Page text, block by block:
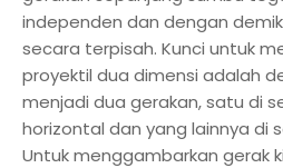
independen dan dengan
secara terpisah. Kunci untuk
proyektil dua dimensi adalah
menjadi dua gerakan, satu di
horizontal dan yang lainnya di
Untuk menggambarkan gerak